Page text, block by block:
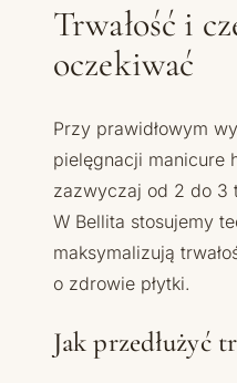
Trwałość i
oczekiwać
Przy prawidłowym
pielęgnacji manicure
zazwyczaj od 2 do 3
W Bellita stosujemy
maksymalizują
o zdrowie płytki.
Jak przedłużyć